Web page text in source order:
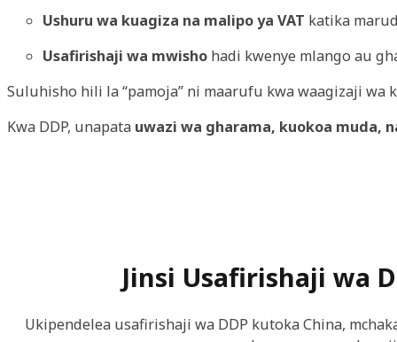
Ushuru wa kuagiza na malipo ya VAT katika
Usafirishaji wa mwisho hadi kwenye mlango au
Suluhisho hili la “pamoja” ni maarufu kwa waagizaji
Kwa DDP, unapata uwazi wa gharama, kuokoa muda,
Jinsi Usafirishaji wa
Ukipendelea usafirishaji wa DDP kutoka China,